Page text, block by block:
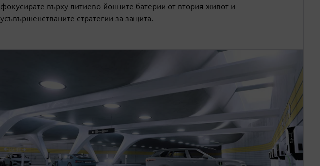
фокусирате върху литиево-йонните батерии от втория живот и
усъвършенстваните стратегии за защита.